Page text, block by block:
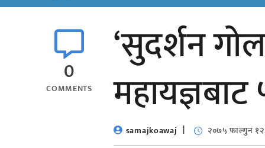
0
COMMENTS
‘सुदर्शन
samajkoawaj २०७५ फाल्गुन